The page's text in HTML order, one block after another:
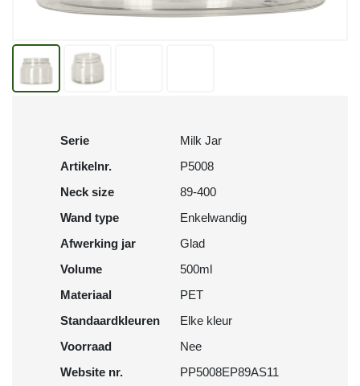
Serie
Milk Jar
Artikelnr.
P5008
Neck size
89-400
Wand type
Enkelwandig
Afwerking jar
Glad
Volume
500ml
Materiaal
PET
Standaardkleuren
Elke kleur
Voorraad
Nee
Website nr.
PP5008EP89AS11